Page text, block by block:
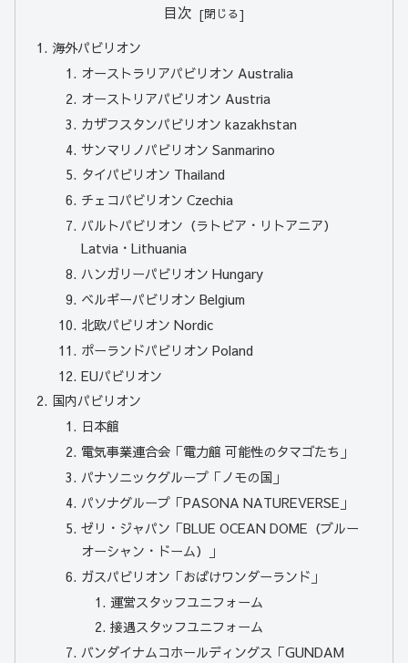
目次
海外パビリオン
オーストラリアパビリオン Australia
オーストリアパビリオン Austria
カザフスタンパビリオン kazakhstan
サンマリノパビリオン Sanmarino
タイパビリオン Thailand
チェコパビリオン Czechia
バルトパビリオン（ラトビア・リトアニア）
Latvia・Lithuania
ハンガリーパビリオン Hungary
ベルギーパビリオン Belgium
北欧パビリオン Nordic
ポーランドパビリオン Poland
EUパビリオン
国内パビリオン
日本館
電気事業連合会「電力館 可能性のタマゴたち」
パナソニックグループ「ノモの国」
パソナグループ「PASONA NATUREVERSE」
ゼリ・ジャパン「BLUE OCEAN DOME（ブルー
オーシャン・ドーム）」
ガスパビリオン「おばけワンダーランド」
運営スタッフユニフォーム
接遇スタッフユニフォーム
バンダイナムコホールディングス「GUNDAM